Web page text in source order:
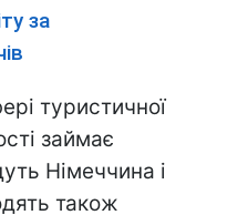
за
туристичної
займає
Німеччина і
також